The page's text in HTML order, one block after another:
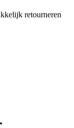
retourneren